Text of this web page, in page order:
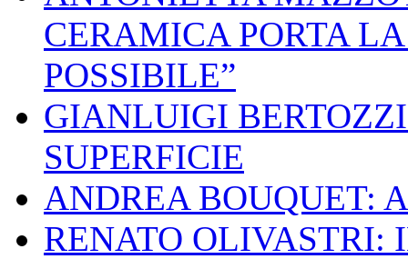
CERAMICA PORTA
POSSIBILE”
GIANLUIGI
SUPERFICIE
ANDREA BOUQUET:
RENATO OLIVASTRI: